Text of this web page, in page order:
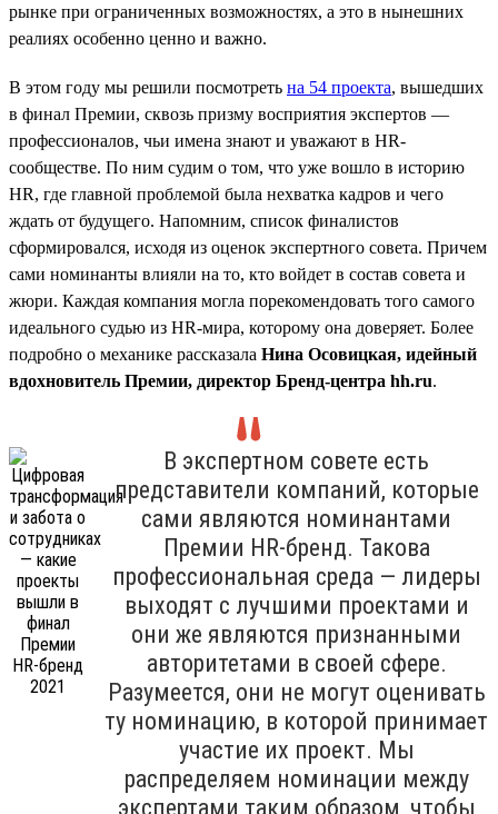
рынке при ограниченных возможностях, а это в нынешних
реалиях особенно ценно и важно.
В этом году мы решили посмотреть на 54 проекта, вышедших
в финал Премии, сквозь призму восприятия экспертов —
профессионалов, чьи имена знают и уважают в HR-
сообществе. По ним судим о том, что уже вошло в историю
HR, где главной проблемой была нехватка кадров и чего
ждать от будущего. Напомним, список финалистов
сформировался, исходя из оценок экспертного совета. Причем
сами номинанты влияли на то, кто войдет в состав совета и
жюри. Каждая компания могла порекомендовать того самого
идеального судью из HR-мира, которому она доверяет. Более
подробно о механике рассказала Нина Осовицкая, идейный
вдохновитель Премии, директор Бренд-центра hh.ru.
В экспертном совете есть
представители компаний, которые
сами являются номинантами
Премии HR-бренд. Такова
профессиональная среда — лидеры
выходят с лучшими проектами и
они же являются признанными
авторитетами в своей сфере.
Разумеется, они не могут оценивать
ту номинацию, в которой принимает
участие их проект. Мы
распределяем номинации между
экспертами таким образом, чтобы